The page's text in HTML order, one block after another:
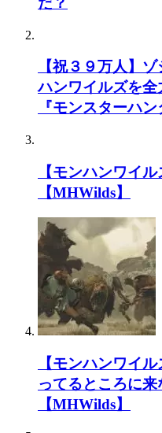
【祝３９万人】
ハンワイルズを全
『モンスターハン
【モンハンワイ
【MHWilds】
【モンハンワイ
ってるところに
【MHWilds】